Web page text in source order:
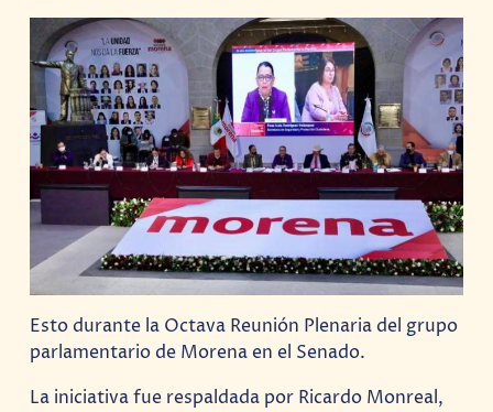
Esto durante la Octava Reunión Plenaria del grupo
parlamentario de Morena en el Senado.
La iniciativa fue respaldada por Ricardo Monreal,